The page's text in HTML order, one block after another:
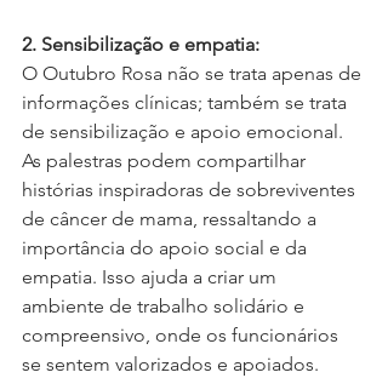
2. Sensibilização e empatia:
O Outubro Rosa não se trata apenas de
informações clínicas; também se trata
de sensibilização e apoio emocional.
As palestras podem compartilhar
histórias inspiradoras de sobreviventes
de câncer de mama, ressaltando a
importância do apoio social e da
empatia. Isso ajuda a criar um
ambiente de trabalho solidário e
compreensivo, onde os funcionários
se sentem valorizados e apoiados.